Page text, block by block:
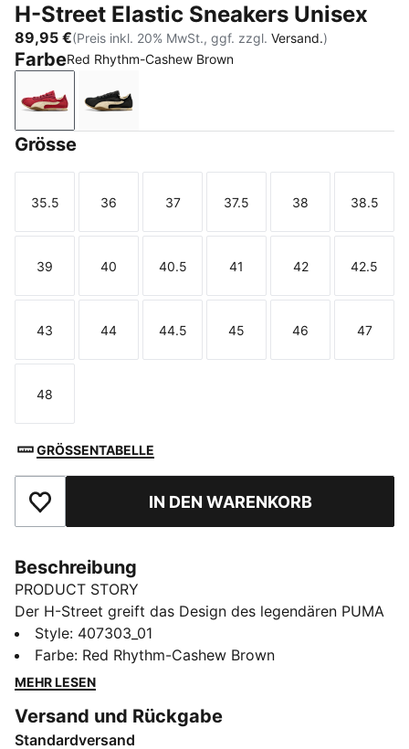
H-Street Elastic Sneakers Unisex
89,95 €(Preis inkl. 20% MwSt., ggf. zzgl. Versand.)
FarbeRed Rhythm-Cashew Brown
Red Rhythm-Cashew Brown
PUMA Black-Warm White
Grösse
Größe
35.5
Größe
36
Größe
37
Größe
37.5
Größe
38
Größe
38.5
Größe
39
Größe
40
Größe
40.5
Größe
41
Größe
42
Größe
42.5
Größe
43
Größe
44
Größe
44.5
Größe
45
Größe
46
Größe
47
Größe
48
GRÖSSENTABELLE
Zu Favoriten hinzufügenIN DEN WARENKORB
Beschreibung
PRODUCT STORY
Der H-Street greift das Design des legendären PUMA
Harambee Running-Spikes aus den 2000ern auf und
ist heute selbst eine zeitlose Ikone. Diese H-Street
Elastic Sneakers haben einen umklappbaren
DETAILS
Entworfen für: Lifestyle by PUMA
Style: 407303_01
Farbe: Red Rhythm-Cashew Brown
MEHR LESEN
Versand und Rückgabe
Standardversand